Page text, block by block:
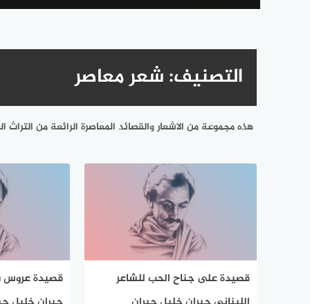
التصنيف:شعر معاصر
هذه مجموعة من الاشعار والقصائد المعاصرة الرائعة من
قصيدة على جناح الحب للشاعر
قصيدة عروس